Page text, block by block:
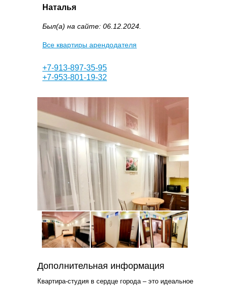
Наталья
Был(а) на сайте: 06.12.2024.
Все квартиры арендодателя
+7-913-897-35-95
+7-953-801-19-32
Дополнительная информация
Квартира-студия в сердце города – это идеальное